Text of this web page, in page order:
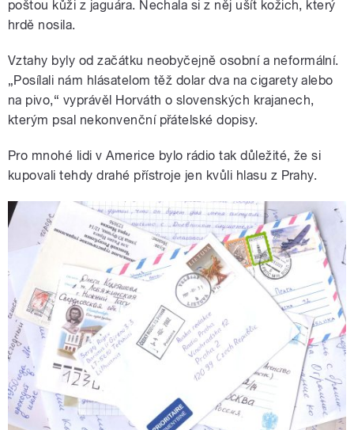
poštou kůži z jaguára. Nechala si z něj ušít kožich, který
hrdě nosila.
Vztahy byly od začátku neobyčejně osobní a neformální.
„Posílali nám hlásatelom těž dolar dva na cigarety alebo
na pivo,“ vyprávěl Horváth o slovenských krajanech,
kterým psal nekonvenční přátelské dopisy.
Pro mnohé lidi v Americe bylo rádio tak důležité, že si
kupovali tehdy drahé přístroje jen kvůli hlasu z Prahy.